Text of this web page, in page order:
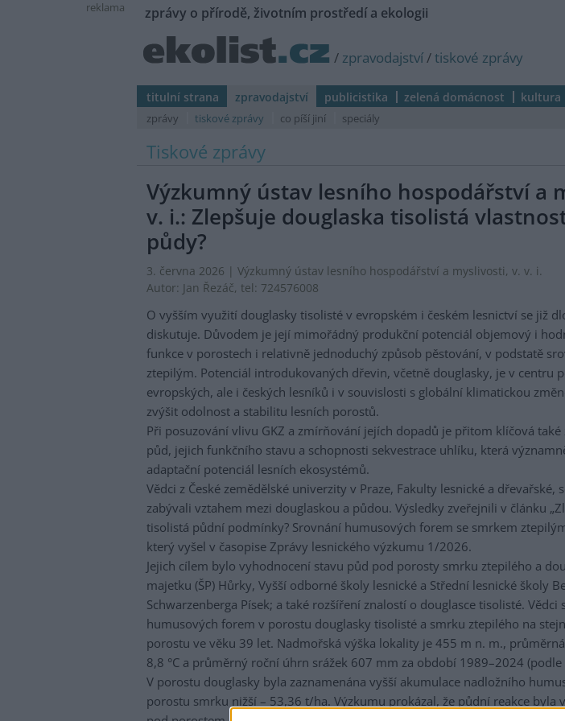
reklama zprávy o přírodě, životním prostředí a ekologii
/ zpravodajství/tiskové zprávy
titulní strana zpravodajství publicistika zelená domácnost kultura
zprávy tiskové zprávy co píší jiní speciály
Tiskové zprávy
Výzkumný ústav lesního hospodářství a
v. i.: Zlepšuje douglaska tisolistá
půdy?
3. června 2026 | Výzkumný ústav lesního hospodářství a myslivosti, v. v. i.
Autor: Jan Řezáč, tel: 724576008
O vyšším využití douglasky tisolisté v evropském i českém lesnictví se již
diskutuje. Důvodem je její mimořádný produkční potenciál objemový i
funkce v porostech i relativně jednoduchý způsob pěstování, v podstatě
ztepilým. Potenciál introdukovaných dřevin, včetně douglasky, je v centru
evropských, ale i českých lesníků i v souvislosti s globální klimatickou
zvýšit odolnost a stabilitu lesních porostů.
Při posuzování vlivu GKZ a zmírňování jejích dopadů je přitom klíčová
půd, jejich funkčního stavu a schopnosti sekvestrace uhlíku, která
adaptační potenciál lesních ekosystémů.
Vědci z České zemědělské univerzity v Praze, Fakulty lesnické a dřevařské,
zabývali vztahem mezi douglaskou a půdou. Výsledky zveřejnili v článku
tisolistá půdní podmínky? Srovnání humusových forem se smrkem
který vyšel v časopise Zprávy lesnického výzkumu 1/2026.
Jejich cílem bylo vyhodnocení stavu půd pod porosty smrku ztepilého a
majetku (ŠP) Hůrky, Vyšší odborné školy lesnické a Střední lesnické školy
Schwarzenberga Písek; a také rozšíření znalostí o douglasce tisolisté. Vědci
humusových forem v porostu douglasky tisolisté a smrku ztepilého na
porostu ve věku 39 let. Nadmořská výška lokality je 455 m n. m.,
8,8 °C a průměrný roční úhrn srážek 607 mm za období 1989–2024 (podle
V porostu douglasky byla zaznamenána vyšší akumulace nadložního
porostu smrku nižší – 53,36 t/ha. Výzkumu prokázal, že půdní reakce byla